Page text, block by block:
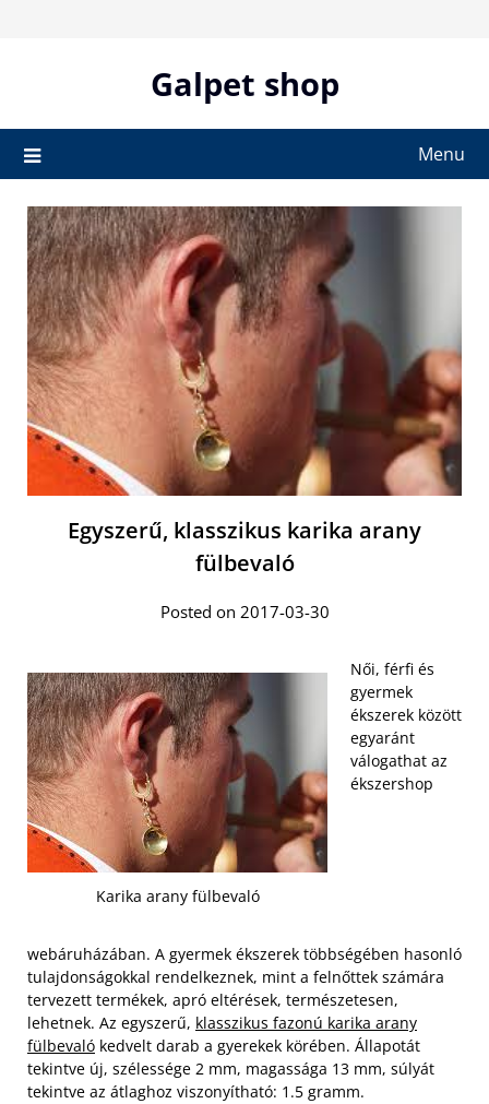
Galpet shop
Menu
Egyszerű, klasszikus karika arany
fülbevaló
Posted on 2017-03-30
Karika arany fülbevaló
Női, férfi és
gyermek
ékszerek között
egyaránt
válogathat az
ékszershop
webáruházában. A gyermek ékszerek többségében hasonló
tulajdonságokkal rendelkeznek, mint a felnőttek számára
tervezett termékek, apró eltérések, természetesen,
lehetnek. Az egyszerű, klasszikus fazonú karika arany
fülbevaló kedvelt darab a gyerekek körében. Állapotát
tekintve új, szélessége 2 mm, magassága 13 mm, súlyát
tekintve az átlaghoz viszonyítható: 1.5 gramm.